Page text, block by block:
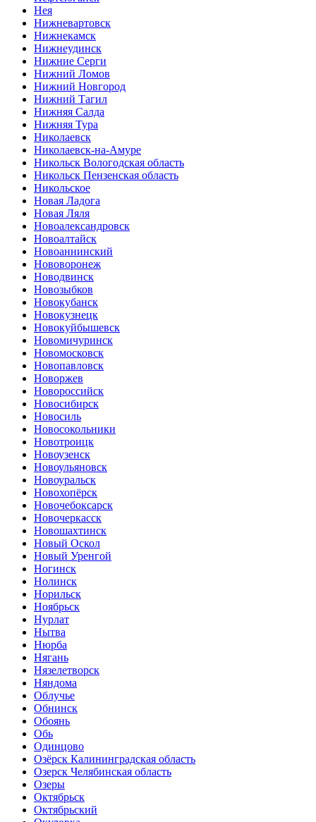
Нея
Нижневартовск
Нижнекамск
Нижнеудинск
Нижние Серги
Нижний Ломов
Нижний Новгород
Нижний Тагил
Нижняя Салда
Нижняя Тура
Николаевск
Николаевск-на-Амуре
Никольск Вологодская область
Никольск Пензенская область
Никольское
Новая Ладога
Новая Ляля
Новоалександровск
Новоалтайск
Новоаннинский
Нововоронеж
Новодвинск
Новозыбков
Новокубанск
Новокузнецк
Новокуйбышевск
Новомичуринск
Новомосковск
Новопавловск
Новоржев
Новороссийск
Новосибирск
Новосиль
Новосокольники
Новотроицк
Новоузенск
Новоульяновск
Новоуральск
Новохопёрск
Новочебоксарск
Новочеркасск
Новошахтинск
Новый Оскол
Новый Уренгой
Ногинск
Нолинск
Норильск
Ноябрьск
Нурлат
Нытва
Нюрба
Нягань
Нязелетворск
Няндома
Облучье
Обнинск
Обоянь
Обь
Одинцово
Озёрск Калининградская область
Озерск Челябинская область
Озеры
Октябрьск
Октябрьский